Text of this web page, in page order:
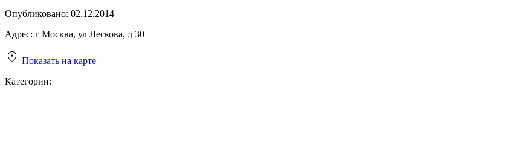
Опубликовано: 02.12.2014
Адрес: г Москва, ул Лескова, д 30
Показать на карте
Категории: